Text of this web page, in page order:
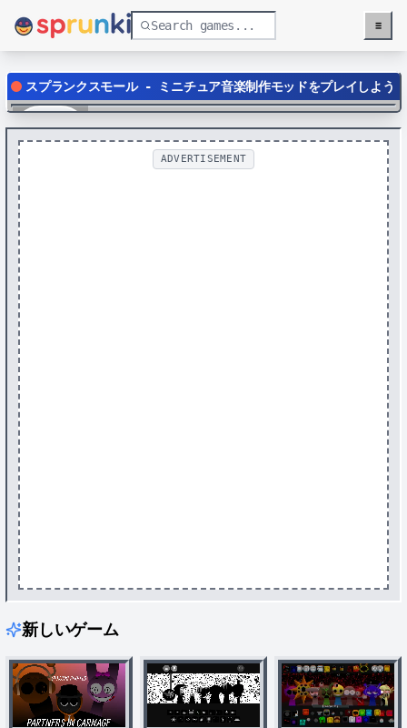
Menu
≡
スプランクスモール - ミニチュア音楽制作モッドをプレイしよう
Play
ADVERTISEMENT
新しいゲーム